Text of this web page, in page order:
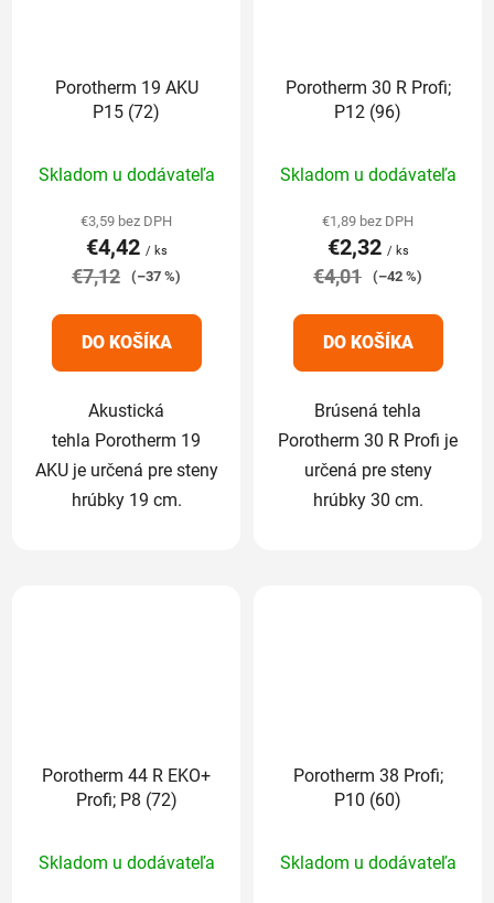
Porotherm 19 AKU
P15 (72)
hodnotenie
produktu
je
5,0
5
hviezdičiek.
Skladom u dodávateľa
€3,59 bez DPH
€4,42 / ks
€7,12 (–37 %)
DO KOŠÍKA
Akustická
tehla Porotherm 19
AKU je určená pre steny
hrúbky 19 cm.
Porotherm 30 R Profi;
P12 (96)
hodnotenie
produktu
je
5,0
5
hviezdičiek.
Skladom u dodávateľa
€1,89 bez DPH
€2,32 / ks
€4,01 (–42 %)
DO KOŠÍKA
Brúsená tehla
Porotherm 30 R Profi je
určená pre steny
hrúbky 30 cm.
Porotherm 44 R EKO+
Profi; P8 (72)
hodnotenie
Skladom u dodávateľa
Porotherm 38 Profi;
P10 (60)
hodnotenie
Skladom u dodávateľa